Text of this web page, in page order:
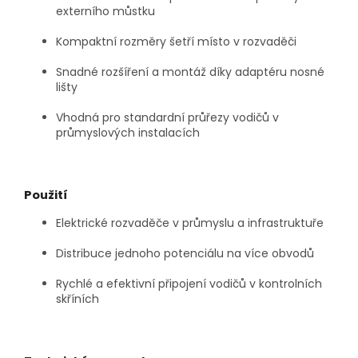
externího můstku
Kompaktní rozměry šetří místo v rozvaděči
Snadné rozšíření a montáž díky adaptéru nosné
lišty
Vhodná pro standardní průřezy vodičů v
průmyslových instalacích
Použití
Elektrické rozvaděče v průmyslu a infrastruktuře
Distribuce jednoho potenciálu na více obvodů
Rychlé a efektivní připojení vodičů v kontrolních
skříních